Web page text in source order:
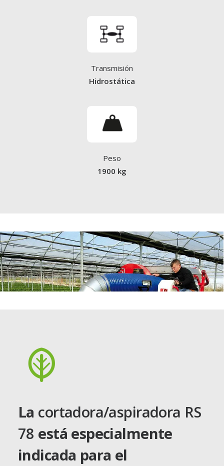
Transmisión
Hidrostática
Peso
1900 kg
La cortadora/aspiradora RS
78 está especialmente
indicada para el